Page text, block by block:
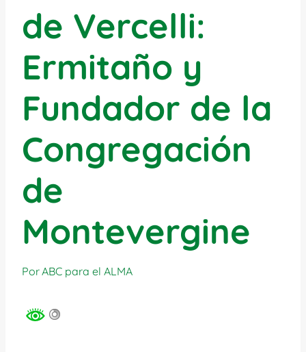
de Vercelli:
Ermitaño y
Fundador de la
Congregación
de
Montevergine
PorABC para el ALMA